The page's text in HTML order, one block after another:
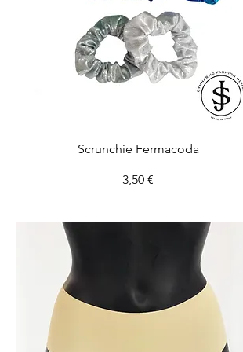
Scrunchie Fermacoda
Prezzo
3,50 €